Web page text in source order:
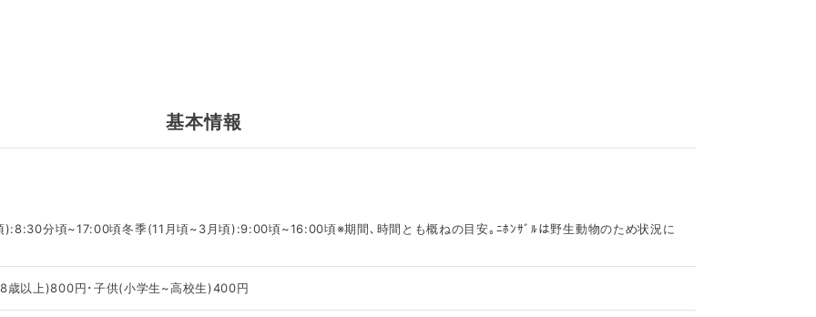
基本情報
):8:30分頃~17:00頃冬季(11月頃~3月頃):9:00頃~16:00頃※期間､時間とも概ねの目安｡ﾆﾎﾝｻﾞﾙは野生動物のため状況に
歳以上)800円･子供(小学生~高校生)400円